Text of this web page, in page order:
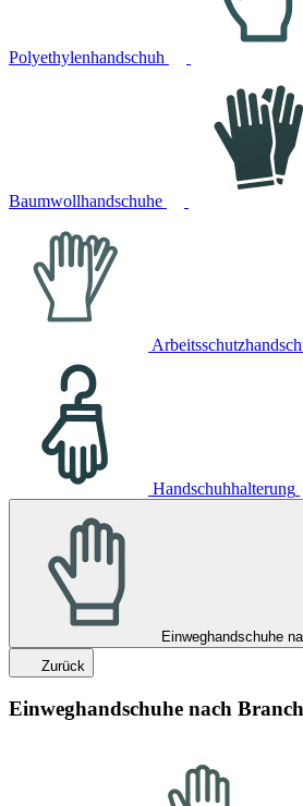
Polyethylenhandschuh
Baumwollhandschuhe
Handschuhhalterung
Einweghandschuhe
Zurück
Einweghandschuhe nach